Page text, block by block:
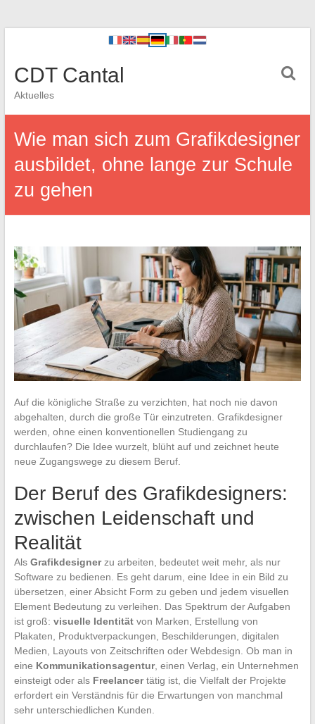
CDT Cantal
Aktuelles
Wie man sich zum Grafikdesigner
ausbildet, ohne lange zur Schule
zu gehen
Auf die königliche Straße zu verzichten, hat noch nie davon
abgehalten, durch die große Tür einzutreten. Grafikdesigner
werden, ohne einen konventionellen Studiengang zu
durchlaufen? Die Idee wurzelt, blüht auf und zeichnet heute
neue Zugangswege zu diesem Beruf.
Der Beruf des Grafikdesigners:
zwischen Leidenschaft und
Realität
Als Grafikdesignerzu arbeiten, bedeutet weit mehr, als nur
Software zu bedienen. Es geht darum, eine Idee in ein Bild zu
übersetzen, einer Absicht Form zu geben und jedem visuellen
Element Bedeutung zu verleihen. Das Spektrum der Aufgaben
ist groß: visuelle Identitätvon Marken, Erstellung von
Plakaten, Produktverpackungen, Beschilderungen, digitalen
Medien, Layouts von Zeitschriften oder Webdesign. Ob man in
eine Kommunikationsagentur, einen Verlag, ein Unternehmen
einsteigt oder als Freelancertätig ist, die Vielfalt der Projekte
erfordert ein Verständnis für die Erwartungen von manchmal
sehr unterschiedlichen Kunden.